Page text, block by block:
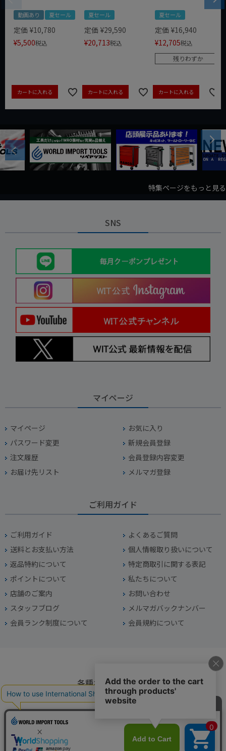
動画あり 夏セール
定価 ¥10,780
¥5,500税込
カートに入れる
夏セール
定価 ¥29,590
¥20,713税込
カートに入れる
夏セール
定価 ¥16,940
¥12,705税込
残りわずか
カートに入れる
Previous
Next
特集ページをもっと見る
SNS
マイページ
マイページ
お気に入り
パスワード変更
新規会員登録
注文履歴
会員登録内容変更
お届け先リスト
メルマガ登録
ご利用ガイド
ご利用ガイド
よくあるご質問
送料とお支払い方法
個人情報取り扱いについて
返品特約について
特定商取引に関する表記
ポイントについて
私たちについて
店舗のご案内
お問い合わせ
スタッフブログ
メルマガバックナンバー
会員ランク制度について
会員規約について
各種お問い合わせ
045-949-2451